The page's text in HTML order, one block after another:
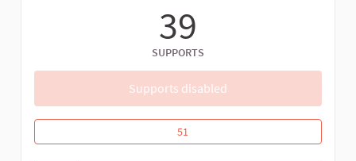
39
SUPPORTS
Supports disabled
Riposte communautaire contre la
51